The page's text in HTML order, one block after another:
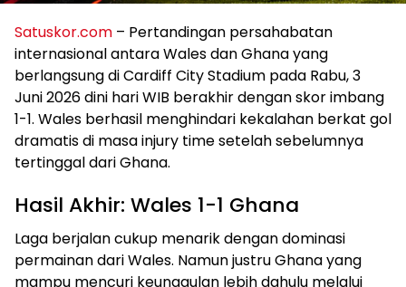
Satuskor.com – Pertandingan persahabatan
internasional antara Wales dan Ghana yang
berlangsung di Cardiff City Stadium pada Rabu, 3
Juni 2026 dini hari WIB berakhir dengan skor imbang
1-1. Wales berhasil menghindari kekalahan berkat gol
dramatis di masa injury time setelah sebelumnya
tertinggal dari Ghana.
Hasil Akhir: Wales 1-1 Ghana
Laga berjalan cukup menarik dengan dominasi
permainan dari Wales. Namun justru Ghana yang
mampu mencuri keunggulan lebih dahulu melalui